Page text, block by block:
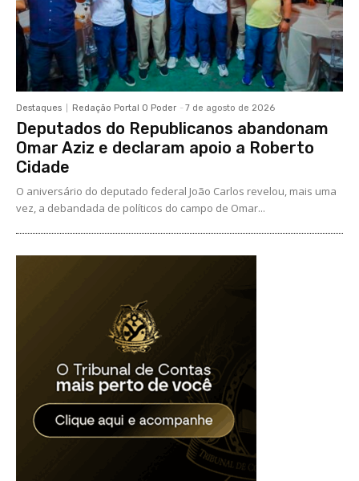
Destaques Redação Portal O Poder - 7 de agosto de 2026
Deputados do Republicanos abandonam
Omar Aziz e declaram apoio a Roberto
Cidade
O aniversário do deputado federal João Carlos revelou, mais uma
vez, a debandada de políticos do campo de Omar...